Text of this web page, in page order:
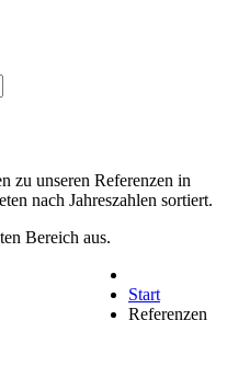
zu unseren Referenzen in
nach Jahreszahlen sortiert.
Bereich aus.
Start
Referenzen